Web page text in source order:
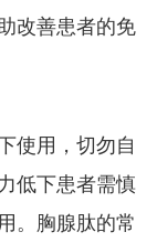
改善患者的免
使用，切勿自
低下患者需慎
。胸腺肽的常